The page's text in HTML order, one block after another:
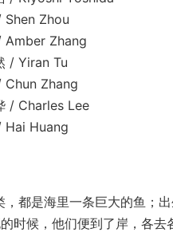
Zhou
Zhang
Tu
Zhang
/ Charles Lee
Huang
是海里一条巨大的鱼；出
时候，他们便到了岸，各去